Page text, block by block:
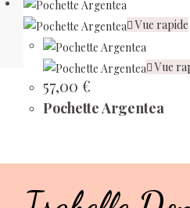
Vue rapide
Vue
57,00 €
Pochette Argentea